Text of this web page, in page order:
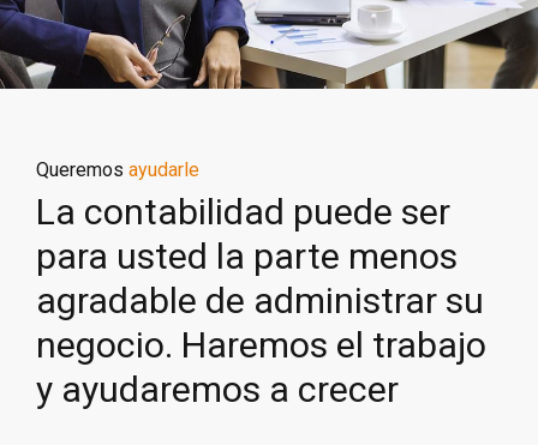
Queremos ayudarle
La contabilidad puede ser
para usted la parte menos
agradable de administrar su
negocio. Haremos el trabajo
y ayudaremos a crecer